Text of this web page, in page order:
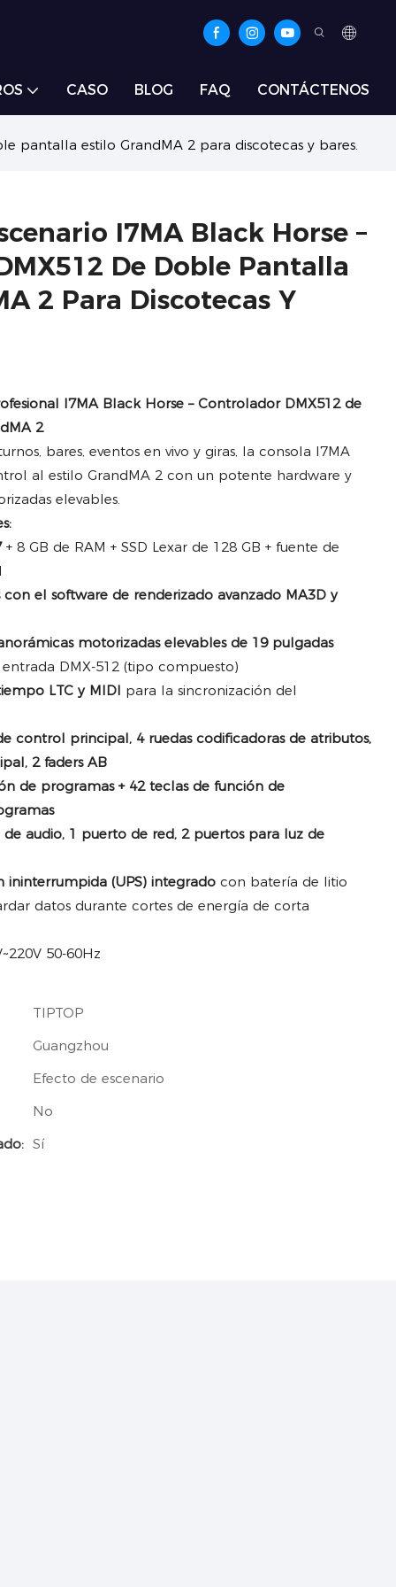
CASO BLOG FAQ CONTÁCTENOS
pantalla estilo GrandMA 2 para discotecas y bares.
I7MA Black Horse –
De Doble Pantalla
2 Para Discotecas Y
I7MA Black Horse – Controlador DMX512 de
2
bares, eventos en vivo y giras, la consola I7MA
al estilo GrandMA 2 con un potente hardware y
elevables.
+ 8 GB de RAM + SSD Lexar de 128 GB + fuente de
el software de renderizado avanzado MA3D y
motorizadas elevables de 19 pulgadas
DMX-512 (tipo compuesto)
LTC y MIDI para la sincronización del
control principal, 4 ruedas codificadoras de atributos,
2 faders AB
de programas + 42 teclas de función de
audio, 1 puerto de red, 2 puertos para luz de
ininterrumpida (UPS) integrado con batería de litio
datos durante cortes de energía de corta
50-60Hz
TIPTOP
Guangzhou
Efecto de escenario
No
Sí